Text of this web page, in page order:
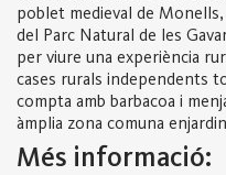
poblet medieval de
del Parc Natural de les
per viure una experiència
cases rurals independents
compta amb barbacoa i
àmplia zona comuna
Més informació: